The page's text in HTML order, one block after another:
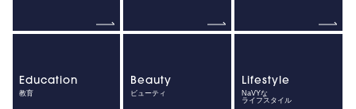
Education
教育
Beauty
ビューティ
Lifestyle
NaVYな
ライフスタイル